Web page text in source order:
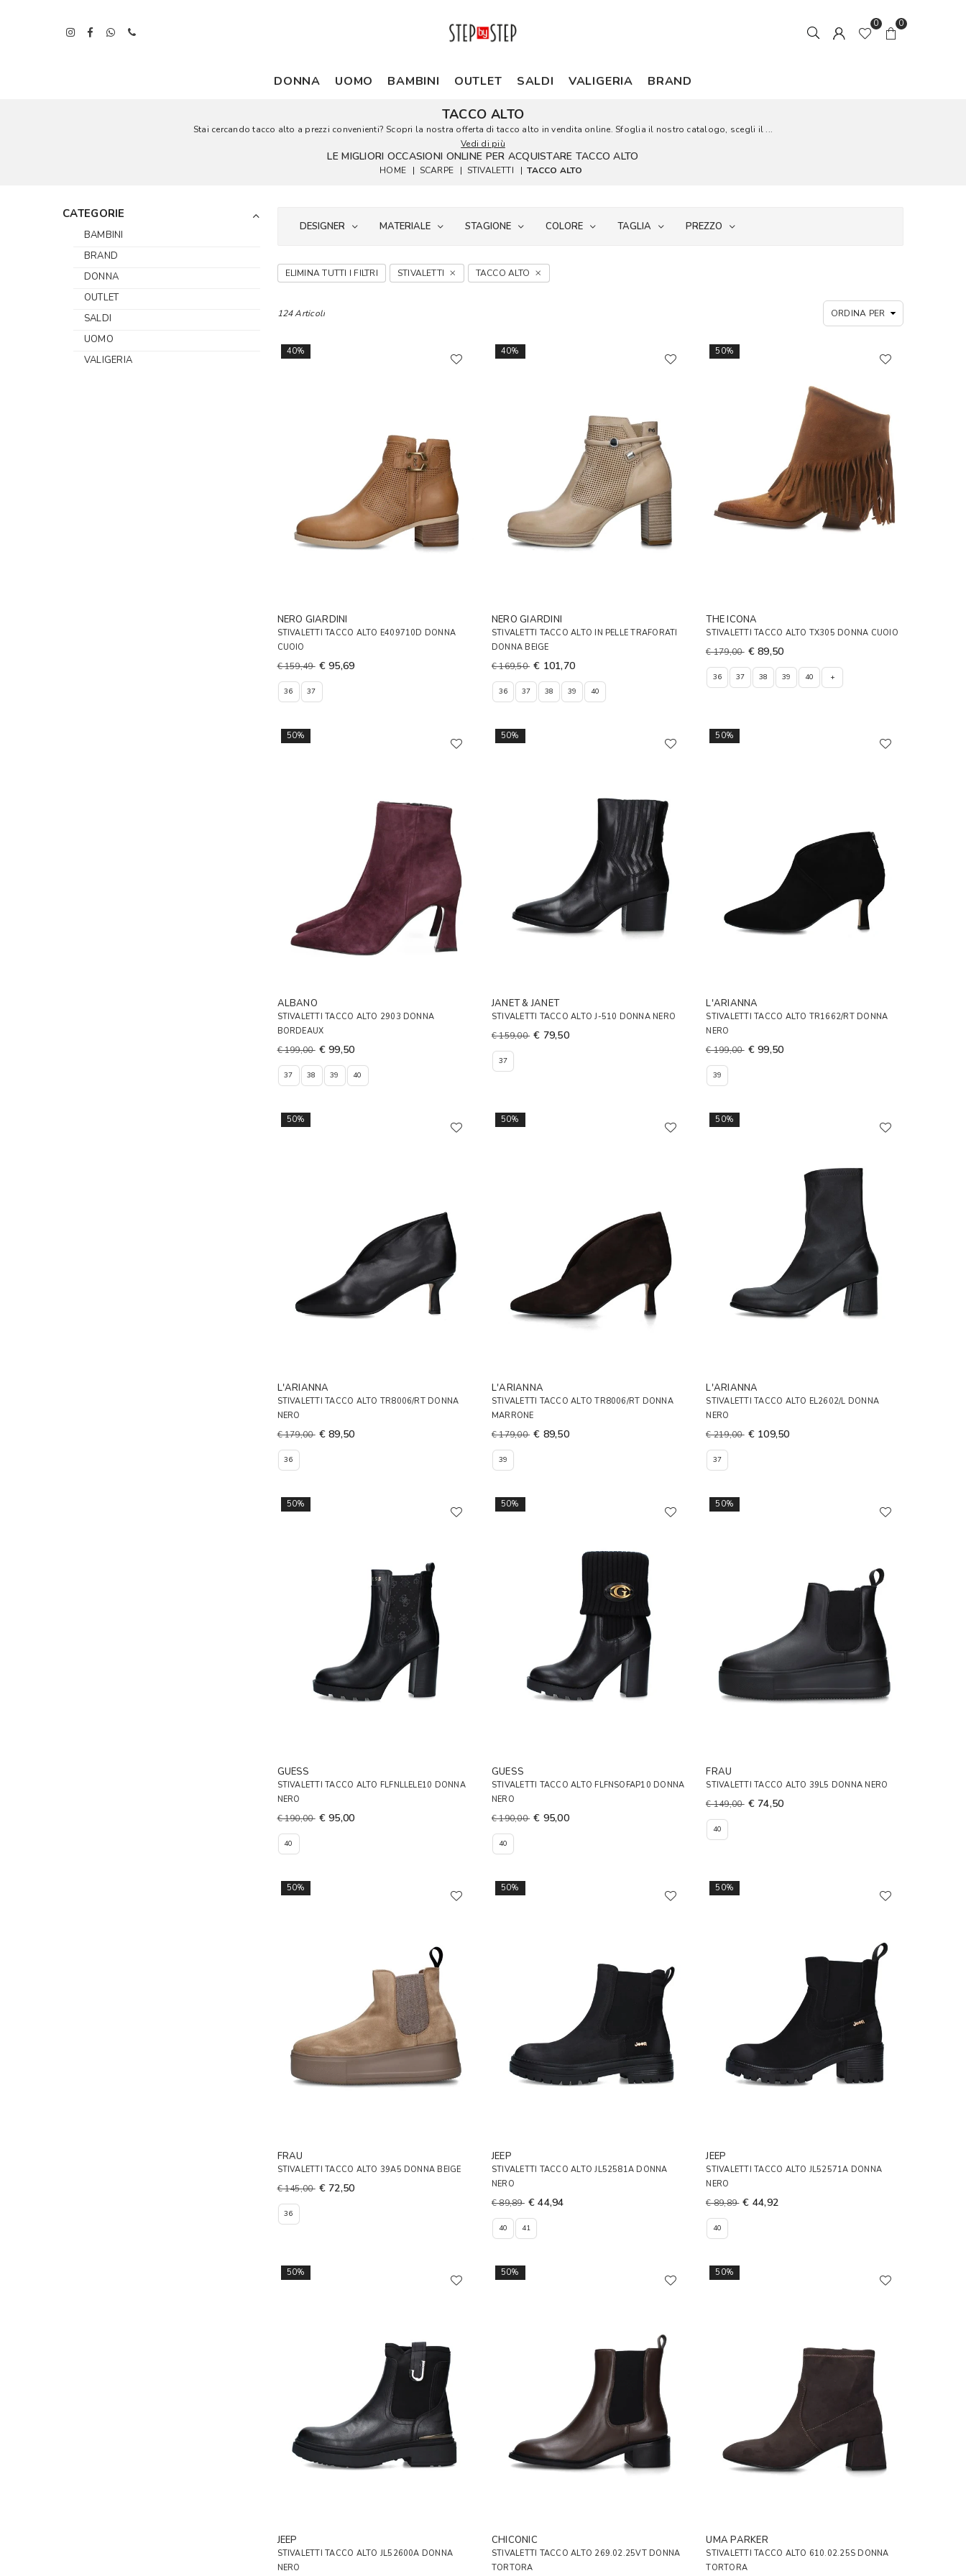
0 0
DONNA UOMO BAMBINI OUTLET SALDI VALIGERIA BRAND
TACCO ALTO
Stai cercando tacco alto a prezzi convenienti? Scopri la nostra offerta di tacco alto in vendita online. Sfoglia il nostro catalogo, scegli il ...
Vedi di più
LE MIGLIORI OCCASIONI ONLINE PER ACQUISTARE TACCO ALTO
HOME | SCARPE | STIVALETTI | TACCO ALTO
CATEGORIE
BAMBINI
BRAND
DONNA
OUTLET
SALDI
UOMO
VALIGERIA
DESIGNER MATERIALE STAGIONE COLORE TAGLIA PREZZO
ELIMINA TUTTI I FILTRI STIVALETTI TACCO ALTO
124 Articoli
40%
NERO GIARDINI
STIVALETTI TACCO ALTO E409710D DONNA
CUOIO
€ 159,49 € 95,69
36 37
40%
NERO GIARDINI
STIVALETTI TACCO ALTO IN PELLE TRAFORATI
DONNA BEIGE
€ 169,50 € 101,70
36 37 38 39 40
50%
THE ICONA
STIVALETTI TACCO ALTO TX305 DONNA CUOIO
€ 179,00 € 89,50
36 37 38 39 40 +
50%
ALBANO
STIVALETTI TACCO ALTO 2903 DONNA
BORDEAUX
€ 199,00 € 99,50
37 38 39 40
50%
JANET & JANET
STIVALETTI TACCO ALTO J-510 DONNA NERO
€ 159,00 € 79,50
37
50%
L'ARIANNA
STIVALETTI TACCO ALTO TR1662/RT DONNA
NERO
€ 199,00 € 99,50
39
50%
L'ARIANNA
STIVALETTI TACCO ALTO TR8006/RT DONNA
NERO
€ 179,00 € 89,50
36
50%
L'ARIANNA
STIVALETTI TACCO ALTO TR8006/RT DONNA
MARRONE
€ 179,00 € 89,50
39
50%
L'ARIANNA
STIVALETTI TACCO ALTO EL2602/L DONNA
NERO
€ 219,00 € 109,50
37
50%
GUESS
STIVALETTI TACCO ALTO FLFNLLELE10 DONNA
NERO
€ 190,00 € 95,00
40
50%
GUESS
STIVALETTI TACCO ALTO FLFNSOFAP10 DONNA
NERO
€ 190,00 € 95,00
40
50%
FRAU
STIVALETTI TACCO ALTO 39L5 DONNA NERO
€ 149,00 € 74,50
40
50%
FRAU
STIVALETTI TACCO ALTO 39A5 DONNA BEIGE
€ 145,00 € 72,50
36
50%
JEEP
STIVALETTI TACCO ALTO JL52581A DONNA
NERO
€ 89,89 € 44,94
40 41
50%
JEEP
STIVALETTI TACCO ALTO JL52571A DONNA
NERO
€ 89,89 € 44,92
40
50%
JEEP
STIVALETTI TACCO ALTO JL52600A DONNA
NERO
50%
CHICONIC
STIVALETTI TACCO ALTO 269.02.25VT DONNA
TORTORA
50%
UMA PARKER
STIVALETTI TACCO ALTO 610.02.25S DONNA
TORTORA